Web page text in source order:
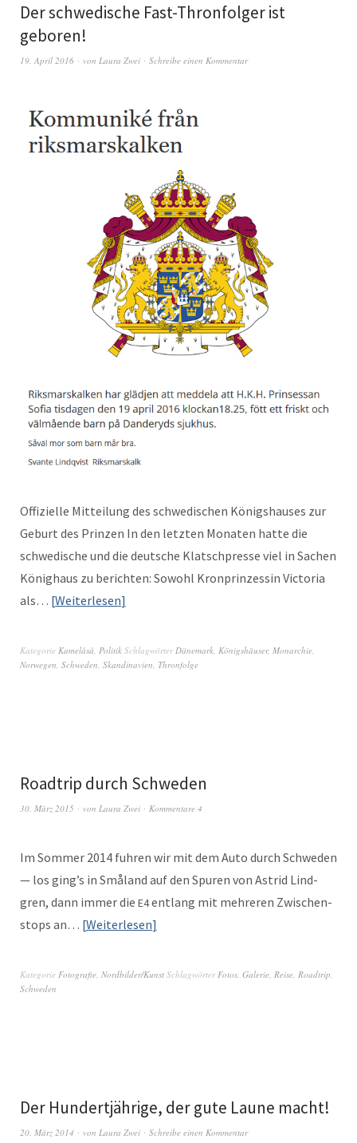
Der schwedische Fast-Thronfolger ist
geboren!
19. April 2016 von Laura Zwei Schreibe einen Kommentar
Offizielle Mit­teilung des schwedis­chen Königshaus­es zur
Geburt des Prinzen In den let­zten Monat­en hat­te die
schwedis­che und die deutsche Klatsch­presse viel in Sachen
Könighaus zu bericht­en: Sowohl Kro­n­prinzessin Vic­to­ria
als… Weit­er­lesen
Kategorie Kamelåså Politik Schlagwörter Dänemark Königshäuser, Monarchie
Norwegen Schweden Skandinavien Thronfolge
Roadtrip durch Schweden
30. März 2015 von Laura Zwei Kommentare 4
Im Som­mer 2014 fuhren wir mit dem Auto durch Schwe­den
— los ging’s in Små­land auf den Spuren von Astrid Lind­
gren, dann immer die E4ent­lang mit mehreren Zwis­chen­
stops an… Weit­er­lesen
Kategorie Fotografie Nordbilder/Kunst Schlagwörter Fotos Galerie Reise Roadtrip
Schweden
Der Hundertjährige, der gute Laune macht!
20. März 2014 von Laura Zwei Schreibe einen Kommentar